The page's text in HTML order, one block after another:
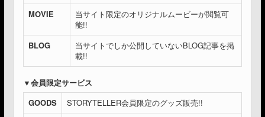
MOVIE
当サイト限定のオリジナルムービーが閲覧可
能!!
BLOG
当サイトでしか公開していないBLOG記事を掲
載!!
会員限定サービス
GOODS
STORYTELLER会員限定のグッズ販売!!